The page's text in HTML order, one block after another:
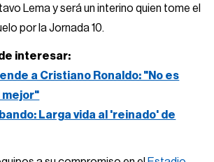
Lema y será un interino quien tome el
por la Jornada 10.
interesar:
a Cristiano Ronaldo: "No es
mejor"
Larga vida al 'reinado' de